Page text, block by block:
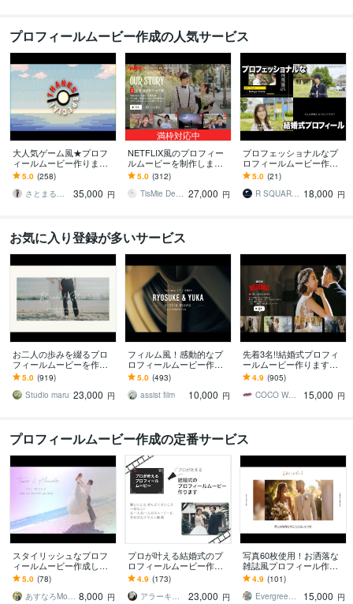
プロフィールムービー作成の人気サービス
大人気ゲーム風★プロフ
ィールムービー作ります
夢中で遊んだ日々が蘇
る！これからも冒険を続
けるあなたに！
5.0 (258)
さとまるセカンド
35,000 円
満枠対応中
NETFLIX風のプロフィー
ルムービーを制作します
【動画挿入可】Netflix動画
の圧倒的人気No.1ムービ
ー
5.0 (312)
TisMie Design 27,000 円
プロフェッショナルなプ
ロフィールムービー作り
ます 写真とインタビュー
でゲストに人生をカッコ
よく伝えましょう！
5.0 (21)
R SQUARE WORKS 18,000 円
お気に入り登録が多いサービス
お二人の歩みを綴るプロ
フィールムービーを作り
ます 二人の歩んできた人
生が、ゲストの心にやさ
しく届くムービー
5.0 (919)
Studio maru 23,000 円
フィルム風！感動的なプ
ロフィールムービー作り
ます 【プロが作る！】お
しゃれ＆ゲストに喜ばれ
る結婚式ムービー
5.0 (493)
assist film
10,000 円
先着3名!!結婚式プロフィ
ールムービー作ります
【全て無料】音源変更・
写真変更無制限・DVD焼
き・DVD送付
4.9 (905)
COCO WEDDING MOVES
15,000 円
プロフィールムービー作成の定番サービス
スタイリッシュなプロフ
ィールムービー作成しま
す 【修正無制限/BGM変更
◎/動画素材◎】柔軟に対
応します！
5.0 (78)
あすなろMovie 8,000 円
プロが叶える結婚式のプ
ロフィールムービー作り
ます 『全部お任せ！』か
ら『超こだわりたい！』
まで、理想叶えます！
4.9 (173)
アラーキーワークス
23,000 円
写真60枚使用！お洒落な
雑誌風プロフィール作り
ます 写真をたくさん使い
たい方必見です☆ISUM申
請も承ります！
4.9 (101)
EvergreenFILM
15,000 円